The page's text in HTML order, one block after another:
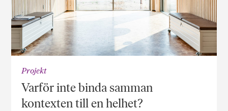
Projekt
Varför inte binda samman
kontexten till en helhet?